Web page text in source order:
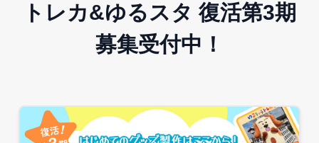
トレカ&ゆるスタ 復活第3期
募集受付中！